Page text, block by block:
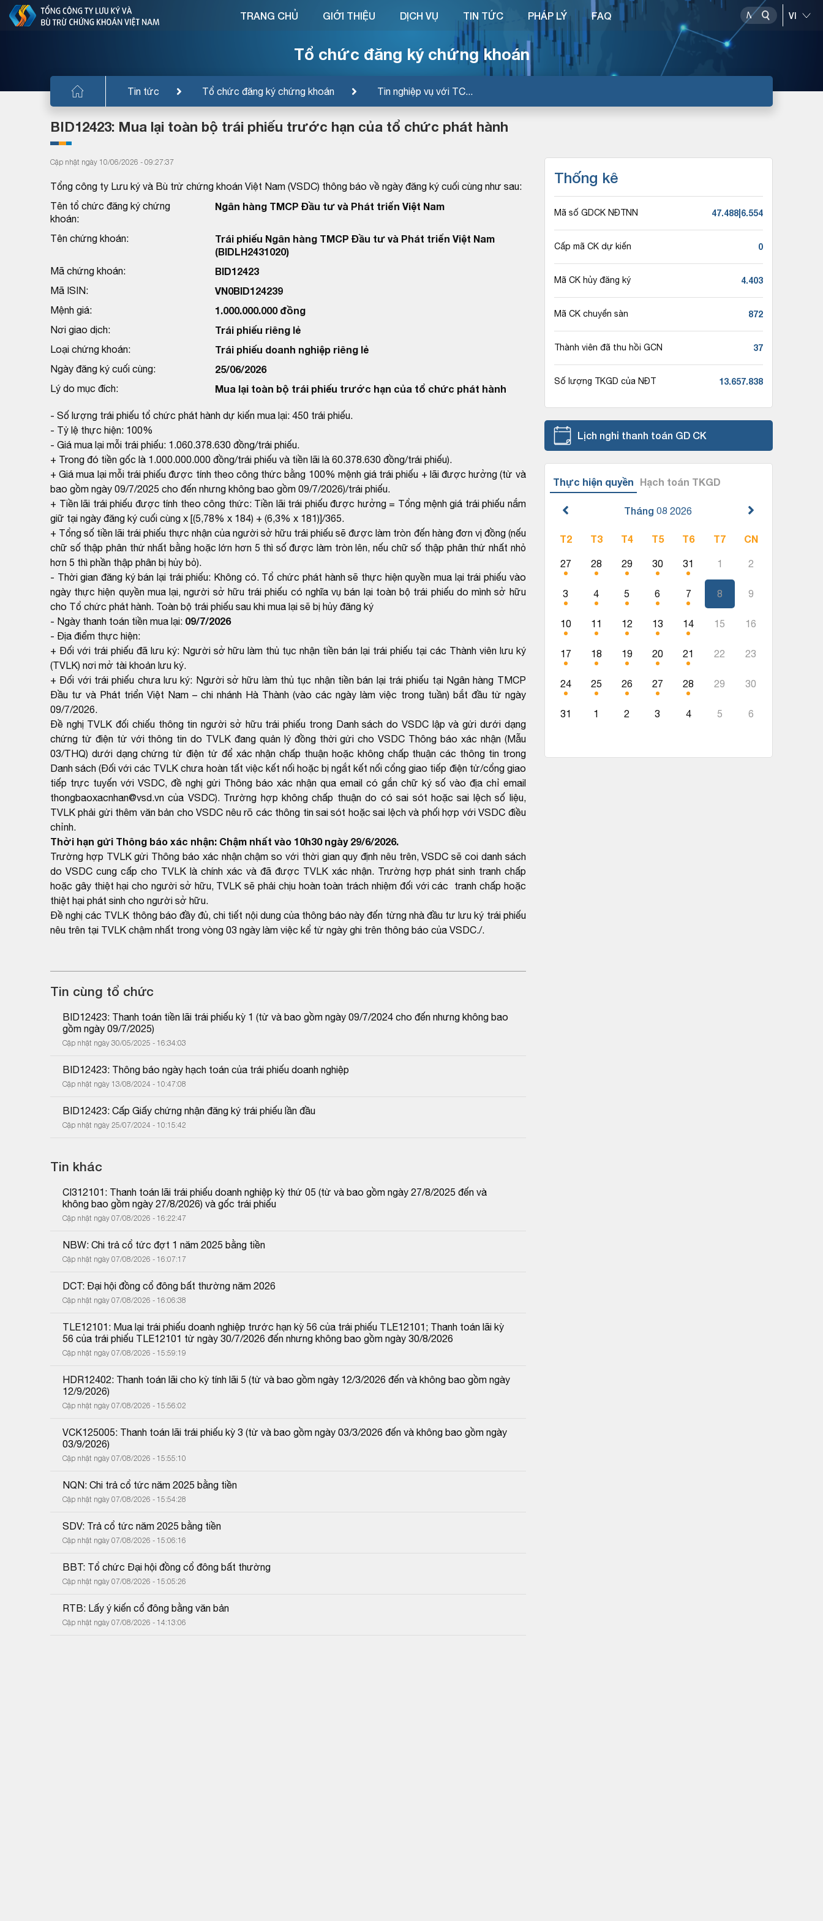
Tổ chức đăng ký chứng khoán
Tin tức Tổ chức đăng ký chứng khoán Tin nghiệp vụ với TC...
TRANG CHỦ GIỚI THIỆU DỊCH VỤ TIN TỨC PHÁP LÝ FAQ
BID12423: Mua lại toàn bộ trái phiếu trước hạn của tổ chức phát hành
Cập nhật ngày 10/06/2026 - 09:27:37
Tổng công ty Lưu ký và Bù trừ chứng khoán Việt Nam (VSDC) thông báo về ngày đăng ký cuối cùng như sau:
Tên tổ chức đăng ký chứng
khoán:
Ngân hàng TMCP Đầu tư và Phát triển Việt Nam
Tên chứng khoán:
Trái phiếu Ngân hàng TMCP Đầu tư và Phát triển Việt Nam
(BIDLH2431020)
Mã chứng khoán: BID12423
Mã ISIN: VN0BID124239
Mệnh giá: 1.000.000.000 đồng
Nơi giao dịch: Trái phiếu riêng lẻ
Loại chứng khoán: Trái phiếu doanh nghiệp riêng lẻ
Ngày đăng ký cuối cùng: 25/06/2026
Lý do mục đích: Mua lại toàn bộ trái phiếu trước hạn của tổ chức phát hành
- Số lượng trái phiếu tổ chức phát hành dự kiến mua lại: 450 trái phiếu.
- Tỷ lệ thực hiện: 100%
- Giá mua lại mỗi trái phiếu: 1.060.378.630 đồng/trái phiếu.
+ Trong đó tiền gốc là 1.000.000.000 đồng/trái phiếu và tiền lãi là 60.378.630 đồng/trái phiếu).
+ Giá mua lại mỗi trái phiếu được tính theo công thức bằng 100% mệnh giá trái phiếu + lãi được hưởng (từ và
bao gồm ngày 09/7/2025 cho đến nhưng không bao gồm 09/7/2026)/trái phiếu.
+ Tiền lãi trái phiếu được tính theo công thức: Tiền lãi trái phiếu được hưởng = Tổng mệnh giá trái phiếu nắm
giữ tại ngày đăng ký cuối cùng x [(5,78% x 184) + (6,3% x 181)]/365.
+ Tổng số tiền lãi trái phiếu thực nhận của người sở hữu trái phiếu sẽ được làm tròn đến hàng đơn vị đồng (nếu
chữ số thập phân thứ nhất bằng hoặc lớn hơn 5 thì số được làm tròn lên, nếu chữ số thập phân thứ nhất nhỏ
hơn 5 thì phần thập phân bị hủy bỏ).
- Thời gian đăng ký bán lại trái phiếu: Không có. Tổ chức phát hành sẽ thực hiện quyền mua lại trái phiếu vào
ngày thực hiện quyền mua lại, người sở hữu trái phiếu có nghĩa vụ bán lại toàn bộ trái phiếu do mình sở hữu
cho Tổ chức phát hành. Toàn bộ trái phiếu sau khi mua lại sẽ bị hủy đăng ký
- Ngày thanh toán tiền mua lại: 09/7/2026
- Địa điểm thực hiện:
+ Đối với trái phiếu đã lưu ký: Người sở hữu làm thủ tục nhận tiền bán lại trái phiếu tại các Thành viên lưu ký
(TVLK) nơi mở tài khoản lưu ký.
+ Đối với trái phiếu chưa lưu ký: Người sở hữu làm thủ tục nhận tiền bán lại trái phiếu tại Ngân hàng TMCP
Đầu tư và Phát triển Việt Nam – chi nhánh Hà Thành (vào các ngày làm việc trong tuần) bắt đầu từ ngày
09/7/2026.
Đề nghị TVLK đối chiếu thông tin người sở hữu trái phiếu trong Danh sách do VSDC lập và gửi dưới dạng
chứng từ điện tử với thông tin do TVLK đang quản lý đồng thời gửi cho VSDC Thông báo xác nhận (Mẫu
03/THQ) dưới dạng chứng từ điện tử để xác nhận chấp thuận hoặc không chấp thuận các thông tin trong
Danh sách (Đối với các TVLK chưa hoàn tất việc kết nối hoặc bị ngắt kết nối cổng giao tiếp điện tử/cổng giao
tiếp trực tuyến với VSDC, đề nghị gửi Thông báo xác nhận qua email có gắn chữ ký số vào địa chỉ email
thongbaoxacnhan@vsd.vn của VSDC). Trường hợp không chấp thuận do có sai sót hoặc sai lệch số liệu,
TVLK phải gửi thêm văn bản cho VSDC nêu rõ các thông tin sai sót hoặc sai lệch và phối hợp với VSDC điều
chỉnh.
Thời hạn gửi Thông báo xác nhận: Chậm nhất vào 10h30 ngày 29/6/2026.
Trường hợp TVLK gửi Thông báo xác nhận chậm so với thời gian quy định nêu trên, VSDC sẽ coi danh sách
do VSDC cung cấp cho TVLK là chính xác và đã được TVLK xác nhận. Trường hợp phát sinh tranh chấp
hoặc gây thiệt hại cho người sở hữu, TVLK sẽ phải chịu hoàn toàn trách nhiệm đối với các tranh chấp hoặc
thiệt hại phát sinh cho người sở hữu.
Đề nghị các TVLK thông báo đầy đủ, chi tiết nội dung của thông báo này đến từng nhà đầu tư lưu ký trái phiếu
nêu trên tại TVLK chậm nhất trong vòng 03 ngày làm việc kể từ ngày ghi trên thông báo của VSDC./.
Tin cùng tổ chức
BID12423: Thanh toán tiền lãi trái phiếu kỳ 1 (từ và bao gồm ngày 09/7/2024 cho đến nhưng không bao
gồm ngày 09/7/2025)
Cập nhật ngày 30/05/2025 - 16:34:03
BID12423: Thông báo ngày hạch toán của trái phiếu doanh nghiệp
Cập nhật ngày 13/08/2024 - 10:47:08
BID12423: Cấp Giấy chứng nhận đăng ký trái phiếu lần đầu
Cập nhật ngày 25/07/2024 - 10:15:42
Tin khác
CI312101: Thanh toán lãi trái phiếu doanh nghiệp kỳ thứ 05 (từ và bao gồm ngày 27/8/2025 đến và
không bao gồm ngày 27/8/2026) và gốc trái phiếu
Cập nhật ngày 07/08/2026 - 16:22:47
NBW: Chi trả cổ tức đợt 1 năm 2025 bằng tiền
Cập nhật ngày 07/08/2026 - 16:07:17
DCT: Đại hội đồng cổ đông bất thường năm 2026
Cập nhật ngày 07/08/2026 - 16:06:38
TLE12101: Mua lại trái phiếu doanh nghiệp trước hạn kỳ 56 của trái phiếu TLE12101; Thanh toán lãi kỳ
56 của trái phiếu TLE12101 từ ngày 30/7/2026 đến nhưng không bao gồm ngày 30/8/2026
Cập nhật ngày 07/08/2026 - 15:59:19
HDR12402: Thanh toán lãi cho kỳ tính lãi 5 (từ và bao gồm ngày 12/3/2026 đến và không bao gồm ngày
12/9/2026)
Cập nhật ngày 07/08/2026 - 15:56:02
VCK125005: Thanh toán lãi trái phiếu kỳ 3 (từ và bao gồm ngày 03/3/2026 đến và không bao gồm ngày
03/9/2026)
Cập nhật ngày 07/08/2026 - 15:55:10
NQN: Chi trả cổ tức năm 2025 bằng tiền
Cập nhật ngày 07/08/2026 - 15:54:28
SDV: Trả cổ tức năm 2025 bằng tiền
Cập nhật ngày 07/08/2026 - 15:06:16
BBT: Tổ chức Đại hội đồng cổ đông bất thường
Cập nhật ngày 07/08/2026 - 15:05:26
RTB: Lấy ý kiến cổ đông bằng văn bản
Cập nhật ngày 07/08/2026 - 14:13:06
Thống kê
Mã số GDCK NĐTNN 47.488|6.554
Cấp mã CK dự kiến 0
Mã CK hủy đăng ký 4.403
Mã CK chuyển sàn 872
Thành viên đã thu hồi GCN 37
Số lượng TKGD của NĐT 13.657.838
Lịch nghỉ thanh toán GD CK
Thực hiện quyền Hạch toán TKGD
Tháng 08 2026
T2 T3 T4 T5 T6 T7 CN
27 28 29 30 31 1 2
3 4 5 6 7 8 9
10 11 12 13 14 15 16
17 18 19 20 21 22 23
24 25 26 27 28 29 30
31 1 2 3 4 5 6